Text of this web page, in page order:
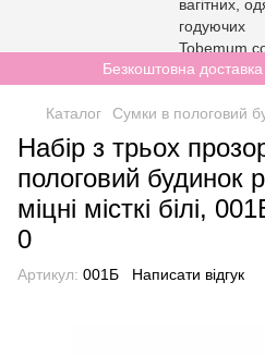
Безкоштовна
Каталог Сумки в пологовий
Набір з трьох
пологовий будинок
міцні місткі білі,
0
Артикул: 001Б Написати відгук